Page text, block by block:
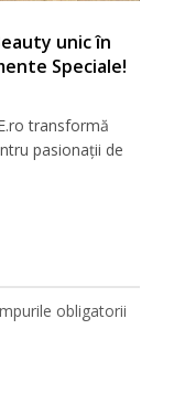
unic în
Speciale!
transformă
pasionații de
obligatorii